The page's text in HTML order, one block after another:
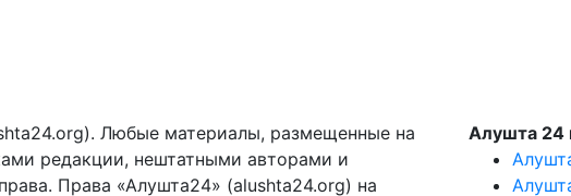
Любые материалы, размещенные на
редакции, нештатными авторами и
Права «Алушта24» (alushta24.org) на
Алушта 24